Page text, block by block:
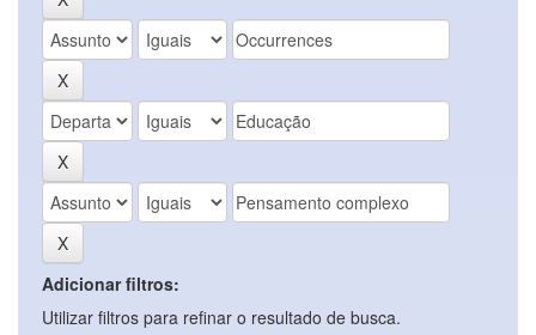
Adicionar filtros:
Utilizar filtros para refinar o resultado de busca.